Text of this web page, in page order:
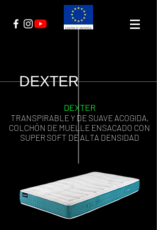
DEXTER
DEXTER
TRANSPIRABLE Y DE SUAVE ACOGIDA,
COLCHÓN DE MUELLE ENSACADO CON
SUPER SOFT DE ALTA DENSIDAD